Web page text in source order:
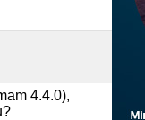
4.4.0),